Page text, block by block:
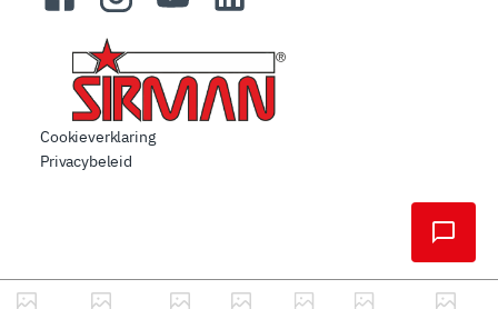
Cookieverklaring
Privacybeleid